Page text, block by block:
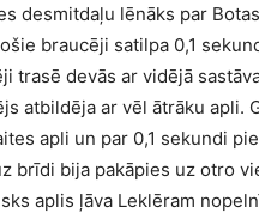
desmitdaļu lēnāks par
braucēji satilpa 0,1
trasē devās ar vidējā
atbildēja ar vēl ātrāku apli.
apli un par 0,1 sekundi
brīdi bija pakāpies uz otro
aplis ļāva Leklēram